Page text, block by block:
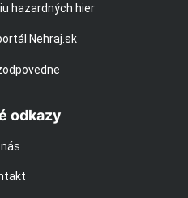
hazardných hier
Nehraj.sk
odkazy